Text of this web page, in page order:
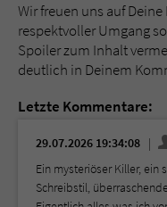
Wir freuen uns auf
respektvoller Umgang
Spoiler zum Inhalt
deutlich in Deinem
Letzte Kommentare:
29.07.2026 19:34:08
Ein mysteriöser Killer, ein
Schreibstil,